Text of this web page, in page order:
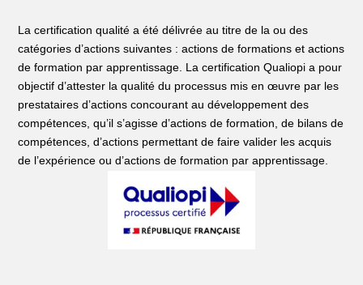
La certification qualité a été délivrée au titre de la ou des
catégories d’actions suivantes : actions de formations et actions
de formation par apprentissage. La certification Qualiopi a pour
objectif d’attester la qualité du processus mis en œuvre par les
prestataires d’actions concourant au développement des
compétences, qu’il s’agisse d’actions de formation, de bilans de
compétences, d’actions permettant de faire valider les acquis
de l’expérience ou d’actions de formation par apprentissage.